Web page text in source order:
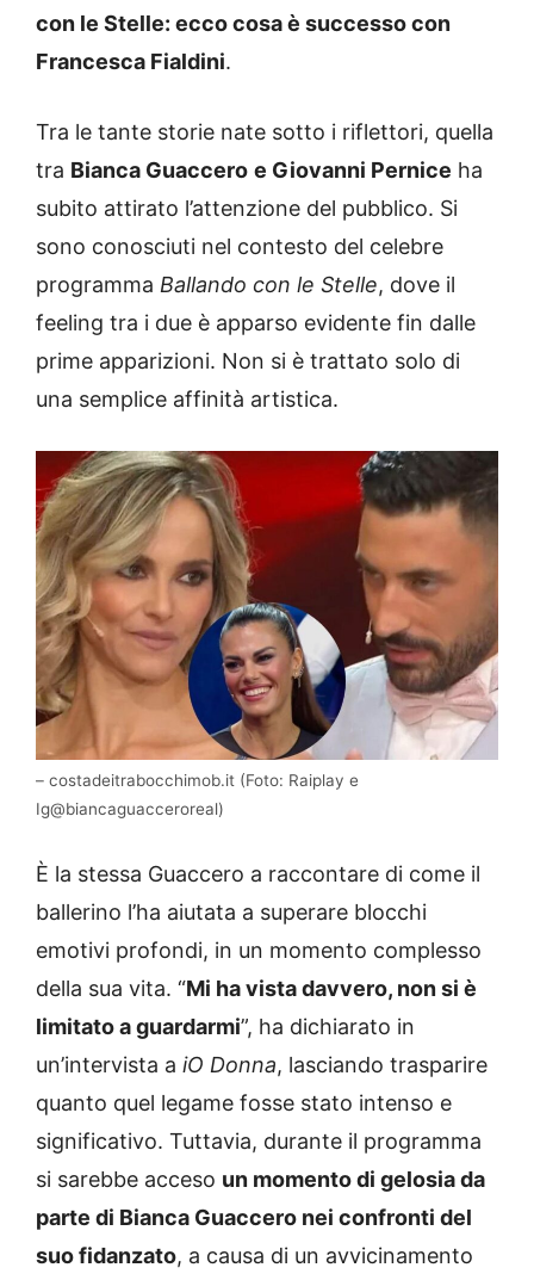
con le Stelle: ecco cosa è successo con
Francesca Fialdini.
Tra le tante storie nate sotto i riflettori, quella
tra Bianca Guaccero e Giovanni Pernice ha
subito attirato l’attenzione del pubblico. Si
sono conosciuti nel contesto del celebre
programma Ballando con le Stelle, dove il
feeling tra i due è apparso evidente fin dalle
prime apparizioni. Non si è trattato solo di
una semplice affinità artistica.
– costadeitrabocchimob.it (Foto: Raiplay e
Ig@biancaguacceroreal)
È la stessa Guaccero a raccontare di come il
ballerino l’ha aiutata a superare blocchi
emotivi profondi, in un momento complesso
della sua vita. “Mi ha vista davvero, non si è
limitato a guardarmi”, ha dichiarato in
un’intervista a iO Donna, lasciando trasparire
quanto quel legame fosse stato intenso e
significativo. Tuttavia, durante il programma
si sarebbe acceso un momento di gelosia da
parte di Bianca Guaccero nei confronti del
suo fidanzato, a causa di un avvicinamento